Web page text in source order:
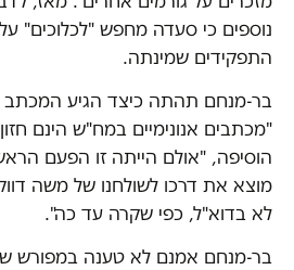
נוספים כי סעדה מחפש "לכלוכים"
התפקידים שמינתה.
בר-מנחם תהתה כיצד הגיע המכתב
"מכתבים אנונימיים במח"ש הינם
הוסיפה, "אולם הייתה זו הפעם
מוצא את דרכו לשולחנו של משה
לא בדוא"ל, כפי שקרה עד כה".
בר-מנחם אמנם לא טענה במפורש